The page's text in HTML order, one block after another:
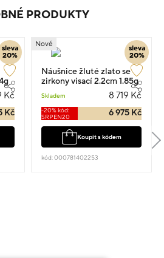
PRODUKTY
sleva
20%
Kč
Kč
sleva
20%
Nové
Náušnice žluté zlato se
zirkony visací 2.2cm 1.85g
Skladem 8 719 Kč
-20% kód:
SRPEN20
6 975 Kč
Koupit s kódem
kód: 000781402253